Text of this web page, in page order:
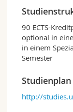
Themen. Es
der
Das Master-
Organisation
Einordnung
90 ECTS-
optional in
in einem
Semester
Studienplan
http://